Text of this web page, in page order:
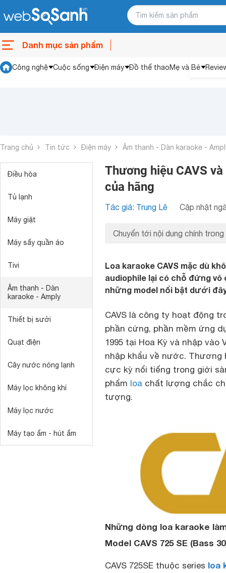
Danh mục sản phẩm
Công nghệ Cuộc sống Điện máy Đồ thể thaoMẹ và Bé
Trang chủ Tin tức Điện máy Âm thanh - Dàn karaoke -
Điều hòa
Tủ lạnh
Máy giặt
Máy sấy quần áo
Tivi
Âm thanh - Dàn
karaoke - Amply
Thiết bị sưởi
Quạt điện
Cây nước nóng lạnh
Máy lọc không khí
Máy lọc nước
Máy tạo ẩm - hút ẩm
Thương hiệu CAVS
của hãng
Tác giả: Trung Lê Cập nhật
Chuyển tới nội dung chính trong
Loa karaoke CAVS mặc dù
audiophile lại có chỗ đứng
những model nổi bật dưới
CAVS là công ty hoạt động
phần cứng, phần mềm ứng
1995 tại Hoa Kỳ và nhập
nhập khẩu về nước. Thương
cực kỳ nổi tiếng trong giới
phẩm loa chất lượng chắc
tượng.
Những dòng loa karaoke
Model CAVS 725 SE (Bass
CAVS 725SE thuộc series loa